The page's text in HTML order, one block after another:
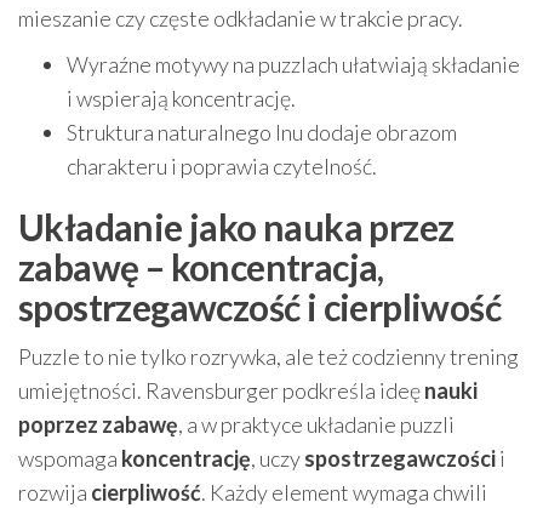
mieszanie czy częste odkładanie w trakcie pracy.
Wyraźne motywy na puzzlach ułatwiają składanie
i wspierają koncentrację.
Struktura naturalnego lnu dodaje obrazom
charakteru i poprawia czytelność.
Układanie jako nauka przez
zabawę – koncentracja,
spostrzegawczość i cierpliwość
Puzzle to nie tylko rozrywka, ale też codzienny trening
umiejętności. Ravensburger podkreśla ideęnauki
poprzez zabawę, a w praktyce układanie puzzli
wspomaga koncentrację, uczyspostrzegawczościi
rozwija cierpliwość. Każdy element wymaga chwili